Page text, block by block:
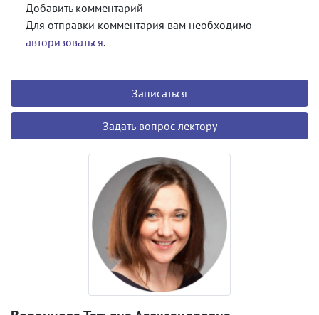
Добавить комментарий
Для отправки комментария вам необходимо
авторизоваться.
Записаться
Задать вопрос лектору